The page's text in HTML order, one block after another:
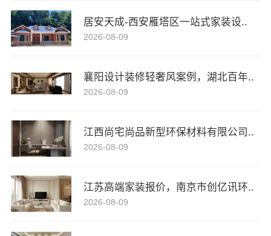
居安天成-西安雁塔区一站式家装设..
2026-08-09
襄阳设计装修轻奢风案例，湖北百年..
2026-08-09
江西尚宅尚品新型环保材料有限公司..
2026-08-09
江苏高端家装报价，南京市创亿讯环..
2026-08-09